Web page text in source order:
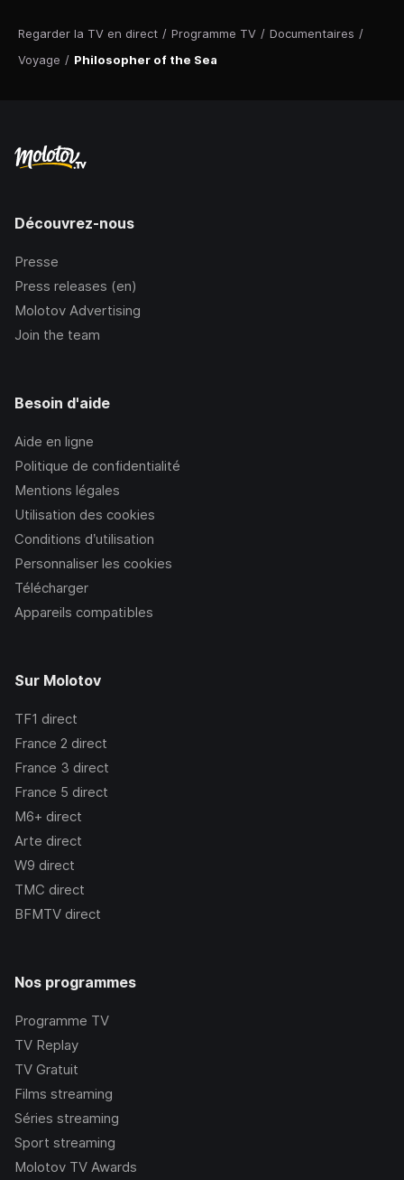
Regarder la TV en direct / Programme TV / Documentaires /
Voyage / Philosopher of the Sea
Découvrez-nous
Presse
Press releases (en)
Molotov Advertising
Join the team
Besoin d'aide
Aide en ligne
Politique de confidentialité
Mentions légales
Utilisation des cookies
Conditions d’utilisation
Personnaliser les cookies
Télécharger
Appareils compatibles
Sur Molotov
TF1 direct
France 2 direct
France 3 direct
France 5 direct
M6+ direct
Arte direct
W9 direct
TMC direct
BFMTV direct
Nos programmes
Programme TV
TV Replay
TV Gratuit
Films streaming
Séries streaming
Sport streaming
Molotov TV Awards